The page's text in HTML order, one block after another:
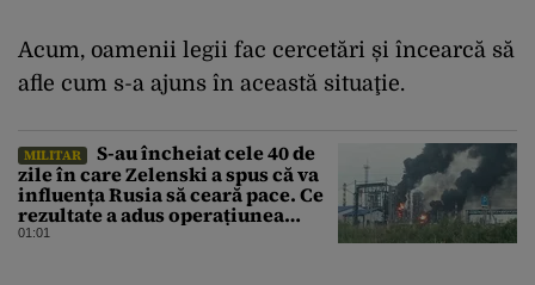
Acum, oamenii legii fac cercetări și încearcă să
afle cum s-a ajuns în această situaţie.
MILITAR
S-au încheiat cele 40 de
zile în care Zelenski a spus că va
influența Rusia să ceară pace. Ce
rezultate a adus operațiunea
Kievului
01:01